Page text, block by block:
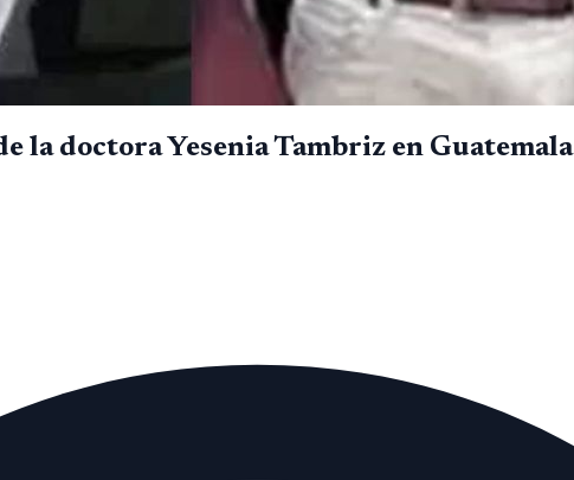
la doctora Yesenia Tambriz en Guatemala